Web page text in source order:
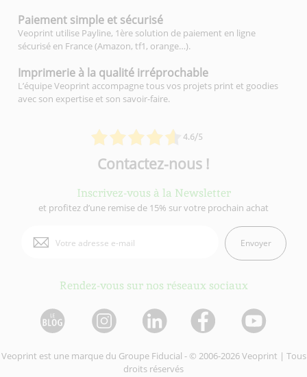
4.6/5
Paiement simple et sécurisé
Veoprint utilise Payline, 1ère solution de paiement en ligne
sécurisé en France (Amazon, tf1, orange…).
Imprimerie à la qualité irréprochable
L’équipe Veoprint accompagne tous vos projets print et goodies
avec son expertise et son savoir-faire.
Contactez-nous !
Inscrivez-vous à la Newsletter
et profitez d’une remise de 15% sur votre prochain achat
Envoyer
Rendez-vous sur nos réseaux sociaux
Veoprint est une marque du Groupe Fiducial - © 2006-2026 Veoprint | Tous
droits réservés